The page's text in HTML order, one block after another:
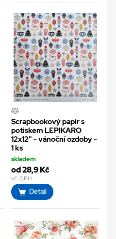
Scrapbookový papír s
potiskem LEPIKARO
12x12" - vánoční ozdoby -
1 ks
skladem
od 28,9 Kč
vč. DPH
Detail